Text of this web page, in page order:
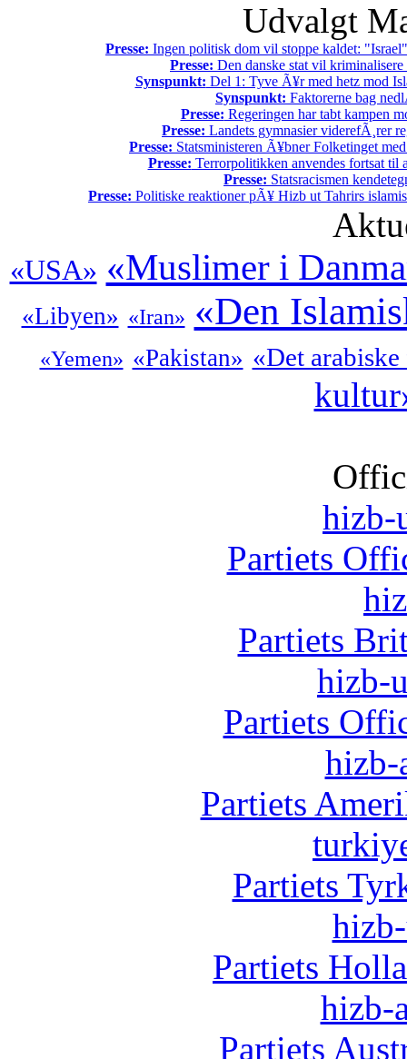
Udvalgt
Presse: Ingen politisk dom vil stoppe kaldet:
Presse: Den danske stat vil
Synspunkt: Del 1: Tyve Ã¥r med hetz mod
Synspunkt: Faktorerne bag
Presse: Regeringen har tabt kampen
Presse: Landets gymnasier viderefÃ¸rer
Presse: Statsministeren Ã¥bner Folketinget
Presse: Terrorpolitikken anvendes fortsat til
Presse: Statsracismen
Presse: Politiske reaktioner pÃ¥ Hizb ut Tahrirs
«USA» «Muslimer i
«Libyen» «Iran» «Den
«Yemen» «Pakistan» «Det
hizb-
Partiets
Partiets
hizb-
Partiets
hizb-
Partiets
Partiets
Partiets
hizb-
Partiets